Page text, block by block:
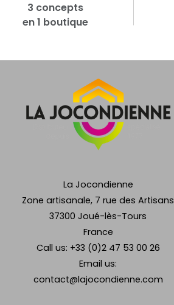
3 concepts
en 1 boutique
La Jocondienne
Zone artisanale, 7 rue des Artisans
37300 Joué-lès-Tours
France
Call us: +33 (0)2 47 53 00 26
Email us:
contact@lajocondienne.com